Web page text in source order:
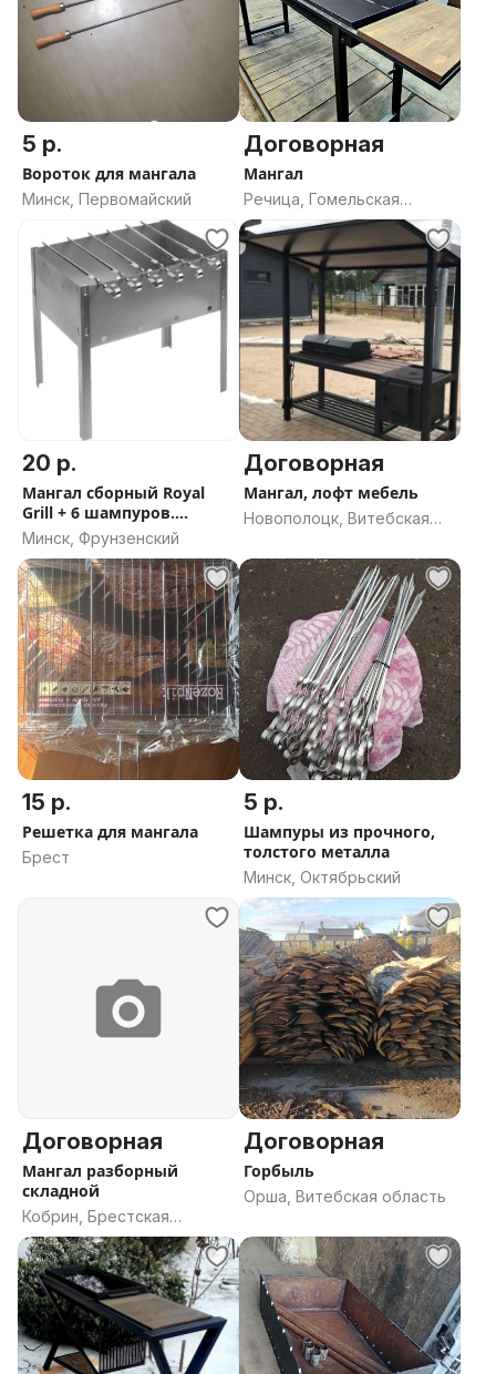
5 р.
Вороток для мангала
Минск, Первомайский
Договорная
Мангал
Речица, Гомельская
область
20 р.
Мангал сборный Royal
Grill + 6 шампуров.
Новый
Минск, Фрунзенский
Договорная
Мангал, лофт мебель
Новополоцк, Витебская
15 р.
Решетка для мангала
Брест
5 р.
Шампуры из прочного,
толстого металла
Минск, Октябрьский
Договорная
Мангал разборный
складной
Кобрин, Брестская
область
Договорная
Горбыль
Орша, Витебская область